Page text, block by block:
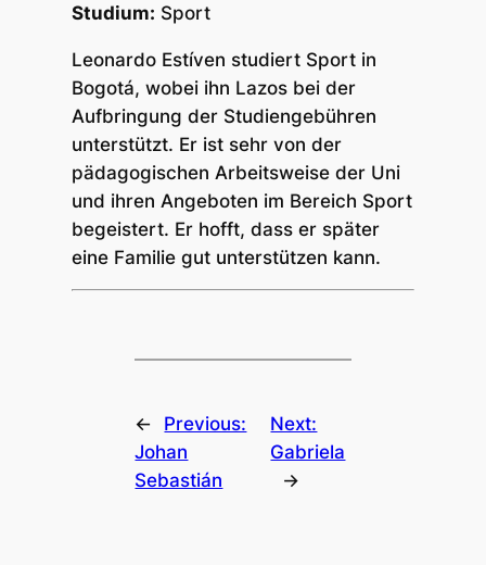
Studium: Sport
Leonardo Estíven studiert Sport in
Bogotá, wobei ihn Lazos bei der
Aufbringung der Studiengebühren
unterstützt. Er ist sehr von der
pädagogischen Arbeitsweise der Uni
und ihren Angeboten im Bereich Sport
begeistert. Er hofft, dass er später
eine Familie gut unterstützen kann.
←
Previous:
Johan
Sebastián
Next:
Gabriela
→